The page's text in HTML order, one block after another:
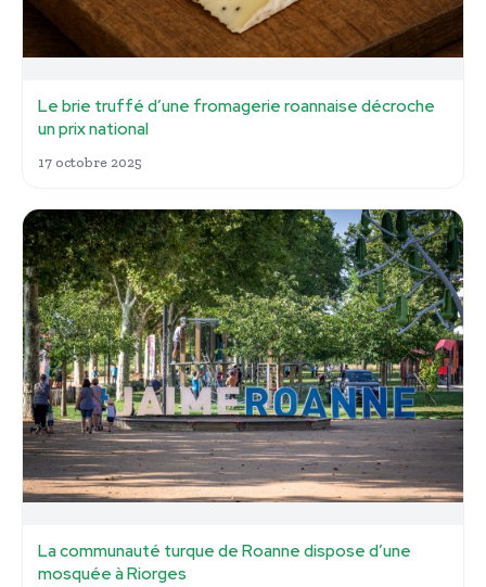
Le brie truffé d’une fromagerie roannaise décroche
un prix national
17 octobre 2025
La communauté turque de Roanne dispose d’une
mosquée à Riorges